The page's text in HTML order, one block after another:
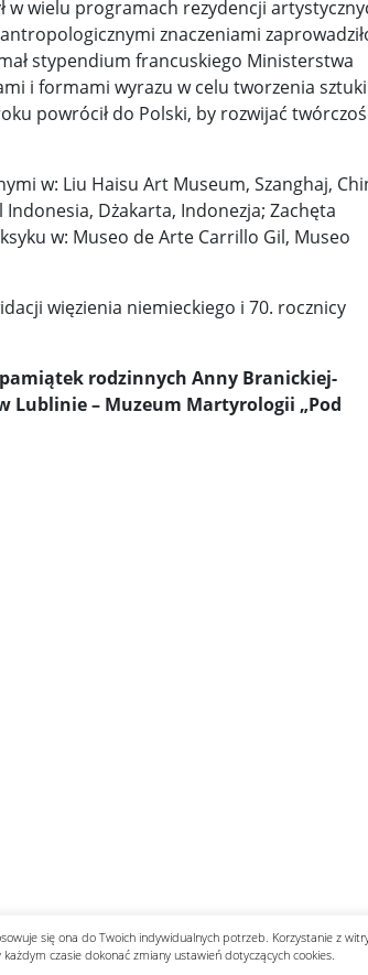
grozie przeżyć ... Chłopiec spod „Parasola” ...
nie wyklucza, że powstanie nowa part ...
katedrę ... Odebrać zrzuty z „Chochli” lub
w USA ... Wojna Rosji z Ukrainą. Dzień 1253
od incydentu na granicy? Służ ...
zapomniane skandale ...
o słowach Szymona Hołowni o zamachu st ...
Festival. Kosmiczne wizje naukowcó ...
w wielu programach rezydencji
znaczeniami
stypendium francuskiego Ministerstwa
i formami wyrazu w celu tworzenia sztuki
powrócił do Polski, by rozwijać
w: Liu Haisu Art Museum, Szanghaj,
Dżakarta, Indonezja; Zachęta
w: Museo de Arte Carrillo Gil, Museo
więzienia niemieckiego i 70. rocznicy
rodzinnych Anny Branickiej-
Lublinie – Muzeum Martyrologii „Pod
się ona do Twoich indywidualnych potrzeb. Korzystanie z
czasie dokonać zmiany ustawień dotyczących cookies.